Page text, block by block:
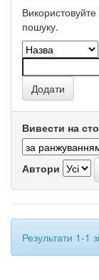
пошуку.
Вивести на
Автори
Результати 1-1